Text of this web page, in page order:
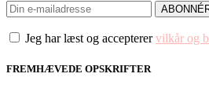
Jeg har læst og accepterervilkår og
FREMHÆVEDE OPSKRIFTER